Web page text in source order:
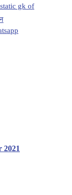
static gk of
2021